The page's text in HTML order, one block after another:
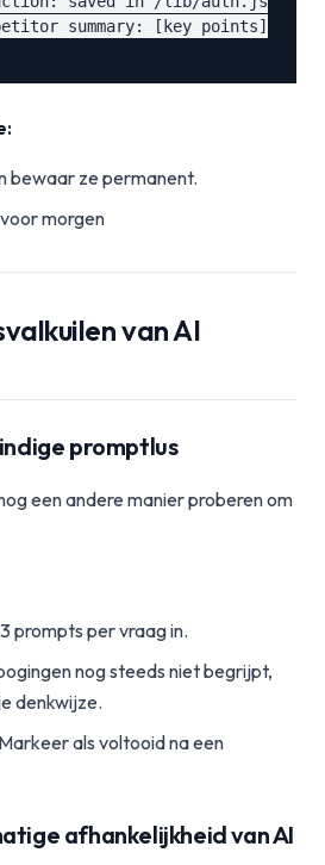
summary: [key points]
bewaar ze permanent.
morgen
van AI
promptlus
een andere manier proberen om
prompts per vraag in.
nog steeds niet begrijpt,
denkwijze.
als voltooid na een
afhankelijkheid van AI